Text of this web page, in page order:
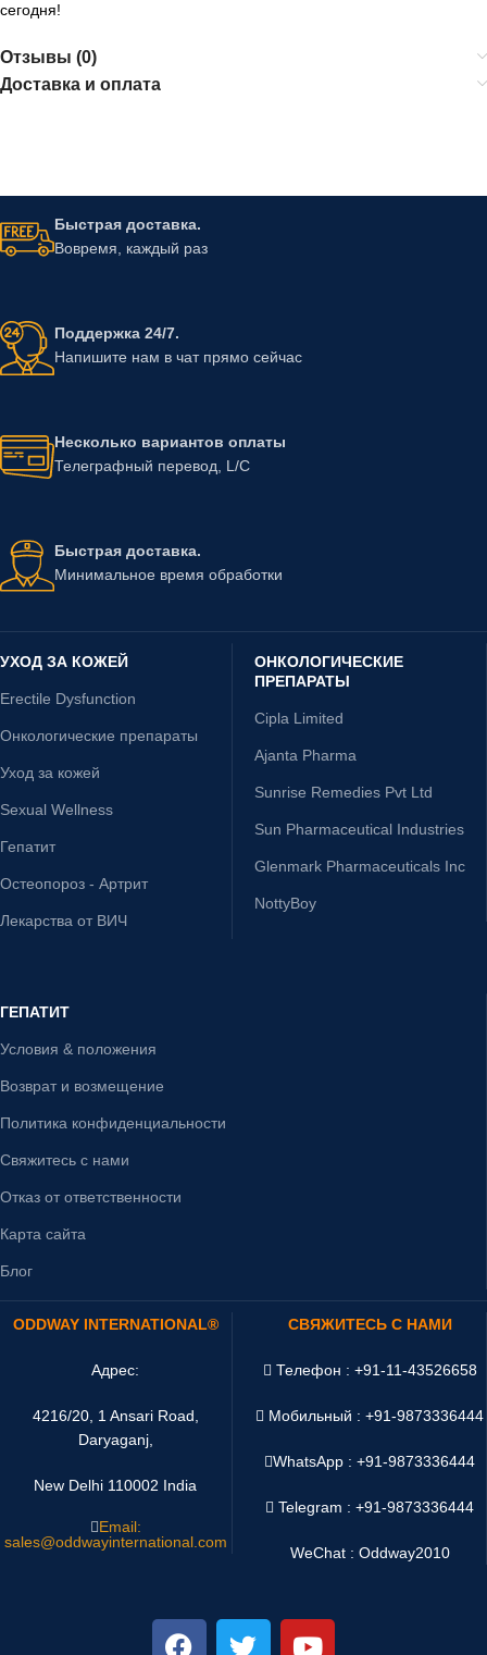
сегодня!
Отзывы (0)
Доставка и оплата
Быстрая доставка.
Вовремя, каждый раз
Поддержка 24/7.
Напишите нам в чат прямо сейчас
Несколько вариантов оплаты
Телеграфный перевод, L/C
Быстрая доставка.
Минимальное время обработки
УХОД ЗА КОЖЕЙ
Erectile Dysfunction
Онкологические препараты
Уход за кожей
Sexual Wellness
Гепатит
Остеопороз - Артрит
Лекарства от ВИЧ
ОНКОЛОГИЧЕСКИЕ
ПРЕПАРАТЫ
Cipla Limited
Ajanta Pharma
Sunrise Remedies Pvt Ltd
Sun Pharmaceutical Industries
Glenmark Pharmaceuticals Inc
NottyBoy
ГЕПАТИТ
Условия & положения
Возврат и возмещение
Политика конфиденциальности
Свяжитесь с нами
Отказ от ответственности
Карта сайта
Блог
ODDWAY INTERNATIONAL®
Адрес:
4216/20, 1 Ansari Road,
Daryaganj,
New Delhi 110002 India
Email:
sales@oddwayinternational.com
СВЯЖИТЕСЬ С НАМИ
Телефон : +91-11-43526658
Мобильный : +91-9873336444
WhatsApp :+91-9873336444
Telegram : +91-9873336444
WeChat : Oddway2010